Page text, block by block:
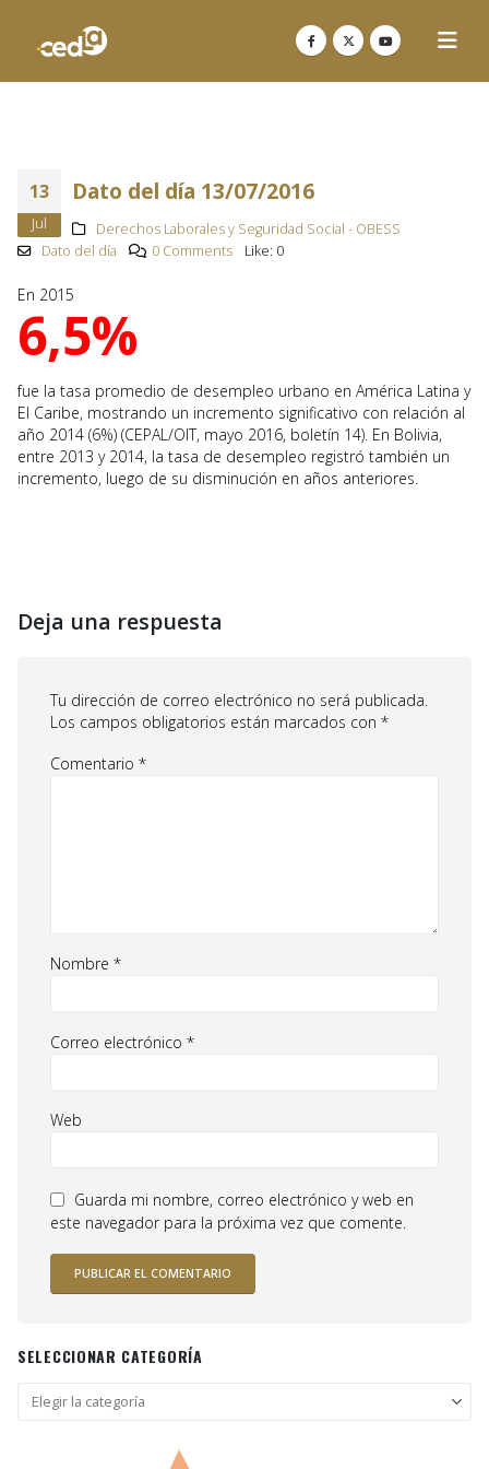
13
Jul
Dato del día 13/07/2016
Derechos Laborales y Seguridad Social - OBESS
Dato del día
0 Comments Like: 0
En 2015
6,5%
fue la tasa promedio de desempleo urbano en América Latina y
El Caribe, mostrando un incremento significativo con relación al
año 2014 (6%) (CEPAL/OIT, mayo 2016, boletín 14). En Bolivia,
entre 2013 y 2014, la tasa de desempleo registró también un
incremento, luego de su disminución en años anteriores.
Deja una respuesta
Tu dirección de correo electrónico no será publicada.
Los campos obligatorios están marcados con *
Comentario *
Nombre *
Correo electrónico *
Web
Guarda mi nombre, correo electrónico y web en
este navegador para la próxima vez que comente.
SELECCIONAR CATEGORÍA
Seleccionar
categoría